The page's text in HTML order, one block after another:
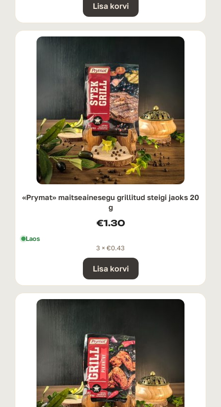
Lisa korvi
«Prymat» maitseainesegu grillitud steigi jaoks 20
g
€1.30
Laos
3 × €0.43
Lisa korvi